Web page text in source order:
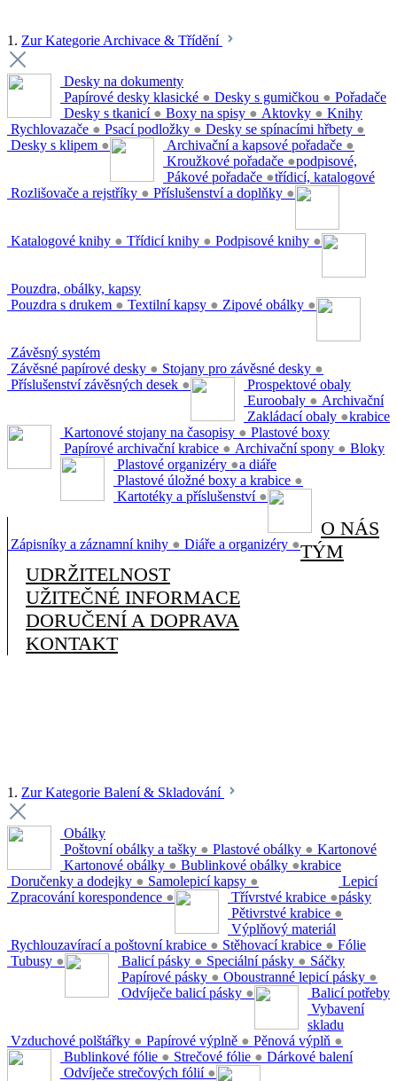
1. Zur Kategorie Archivace & Třídění
Desky na dokumenty
Papírové desky klasické ● Desky s gumičkou ●
Desky s tkanicí ● Boxy na spisy ● Aktovky ●
Rychlovazače ● Psací podložky ● Desky se spínacími hřbety ●
Desky s klipem ●
Pořadače
Archivační a kapsové pořadače ●
Kroužkové pořadače ●
Pákové pořadače ●
Rozlišovače a rejstříky ● Příslušenství a doplňky ●
Knihy
podpisové,
třídicí, katalogové
Katalogové knihy ● Třídicí knihy ● Podpisové knihy ●
Pouzdra, obálky, kapsy
Pouzdra s drukem ● Textilní kapsy ● Zipové obálky ●
Závěsný systém
Závěsné papírové desky ● Stojany pro závěsné desky ●
Příslušenství závěsných desek ●
Prospektové obaly
Euroobaly ●
Zakládací obaly ●
Archivační
krabice
Kartonové stojany na časopisy ●
Papírové archivační krabice ● Archivační spony ●
Plastové boxy
Plastové organizéry ●
Plastové úložné boxy a krabice ●
Kartotéky a příslušenství ●
Bloky
a diáře
Zápisníky a záznamní knihy ● Diáře a organizéry ●
O NÁS
TÝM
UDRŽITELNOST
UŽITEČNÉ INFORMACE
DORUČENÍ A DOPRAVA
KONTAKT
1. Zur Kategorie Balení & Skladování
Obálky
Poštovní obálky a tašky ● Plastové obálky ●
Kartonové obálky ● Bublinkové obálky ●
Doručenky a dodejky ● Samolepicí kapsy ●
Zpracování korespondence ●
Kartonové
krabice
Třívrstvé krabice ●
Pětivrstvé krabice ●
Rychlouzavírací a poštovní krabice ● Stěhovací krabice ●
Tubusy ●
Lepicí
pásky
Balicí pásky ● Speciální pásky ●
Papírové pásky ● Oboustranné lepicí pásky ●
Odvíječe balicí pásky ●
Výplňový materiál
Vzduchové polštářky ● Papírové výplně ● Pěnová výplň ●
Fólie
Bublinkové fólie ● Strečové fólie ●
Odvíječe strečových fólií ●
Sáčky
Balicí potřeby
Vybavení
skladu
Dárkové balení